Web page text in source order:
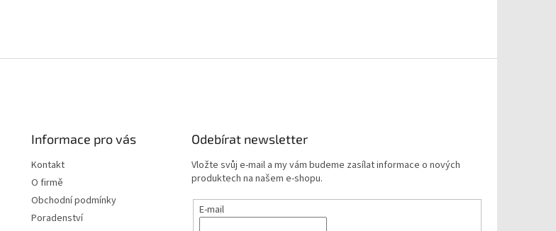
Informace pro vás
Kontakt
O firmě
Obchodní podmínky
Poradenství
Odebírat newsletter
Vložte svůj e-mail a my vám budeme zasílat informace o nových
produktech na našem e-shopu.
E-mail